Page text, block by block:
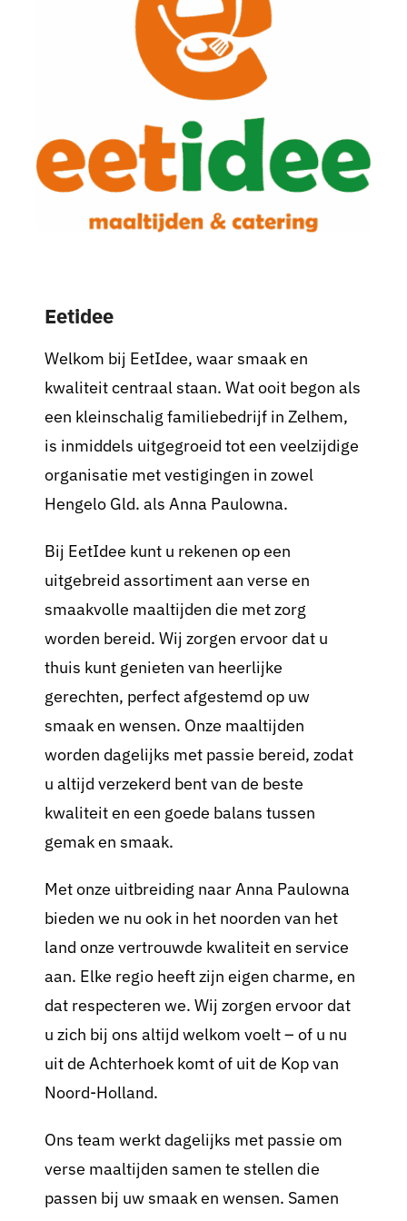
Contact
Lid worden
Eetidee
Welkom bij EetIdee, waar smaak en
kwaliteit centraal staan. Wat ooit begon als
een kleinschalig familiebedrijf in Zelhem,
is inmiddels uitgegroeid tot een veelzijdige
organisatie met vestigingen in zowel
Hengelo Gld. als Anna Paulowna.
Bij EetIdee kunt u rekenen op een
uitgebreid assortiment aan verse en
smaakvolle maaltijden die met zorg
worden bereid. Wij zorgen ervoor dat u
thuis kunt genieten van heerlijke
gerechten, perfect afgestemd op uw
smaak en wensen. Onze maaltijden
worden dagelijks met passie bereid, zodat
u altijd verzekerd bent van de beste
kwaliteit en een goede balans tussen
gemak en smaak.
Met onze uitbreiding naar Anna Paulowna
bieden we nu ook in het noorden van het
land onze vertrouwde kwaliteit en service
aan. Elke regio heeft zijn eigen charme, en
dat respecteren we. Wij zorgen ervoor dat
u zich bij ons altijd welkom voelt – of u nu
uit de Achterhoek komt of uit de Kop van
Noord-Holland.
Ons team werkt dagelijks met passie om
verse maaltijden samen te stellen die
passen bij uw smaak en wensen. Samen